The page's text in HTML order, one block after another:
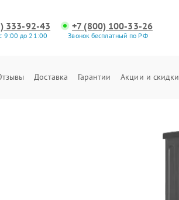
333-92-43
9:00 до 21:00
+7 (800) 100-33-26
Звонок бесплатный по РФ
Доставка Гарантии Акции и скидки